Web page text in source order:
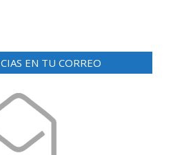
EN TU CORREO